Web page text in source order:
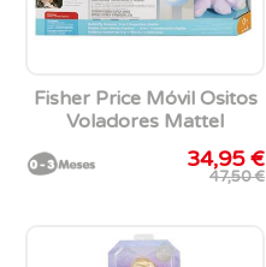
Fisher Price Móvil Ositos
Voladores Mattel
34,95 €
47,50 €